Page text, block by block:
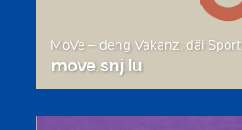
MoVe – deng Vakanz, däi Sport
move.snj.lu